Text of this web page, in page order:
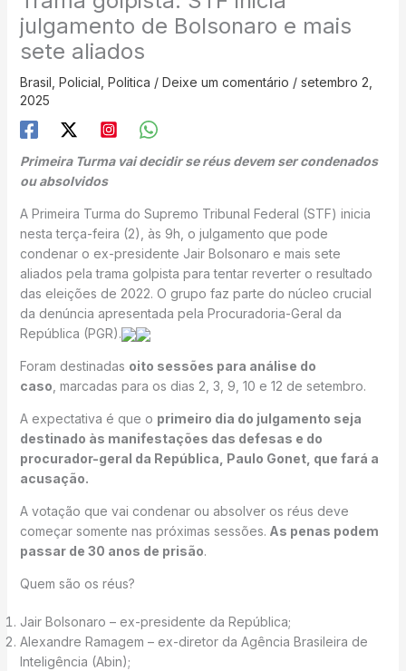
julgamento de Bolsonaro e mais
sete aliados
Brasil Policial Politica / Deixe um comentário / setembro 2,
2025
Primeira Turma vai decidir se réus devem ser condenados
ou absolvidos
A Primeira Turma do Supremo Tribunal Federal (STF) inicia
nesta terça-feira (2), às 9h, o julgamento que pode
condenar o ex-presidente Jair Bolsonaro e mais sete
aliados pela trama golpista para tentar reverter o resultado
das eleições de 2022. O grupo faz parte do núcleo crucial
da denúncia apresentada pela Procuradoria-Geral da
República (PGR).
Foram destinadas oito sessões para análise do
caso , marcadas para os dias 2, 3, 9, 10 e 12 de setembro.
A expectativa é que o primeiro dia do julgamento seja
destinado às manifestações das defesas e do
procurador-geral da República, Paulo Gonet, que fará a
acusação.
A votação que vai condenar ou absolver os réus deve
começar somente nas próximas sessões. As penas podem
passar de 30 anos de prisão.
Quem são os réus?
Jair Bolsonaro – ex-presidente da República;
Alexandre Ramagem – ex-diretor da Agência Brasileira de
Inteligência (Abin);